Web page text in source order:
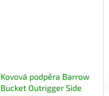
Kovová podpěra Barrow
Bucket Outrigger Side